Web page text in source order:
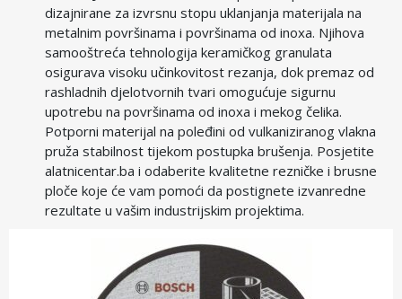
dizajnirane za izvrsnu stopu uklanjanja materijala na
metalnim površinama i površinama od inoxa. Njihova
samooštreća tehnologija keramičkog granulata
osigurava visoku učinkovitost rezanja, dok premaz od
rashladnih djelotvornih tvari omogućuje sigurnu
upotrebu na površinama od inoxa i mekog čelika.
Potporni materijal na poleđini od vulkaniziranog vlakna
pruža stabilnost tijekom postupka brušenja. Posjetite
alatnicentar.ba i odaberite kvalitetne rezničke i brusne
ploče koje će vam pomoći da postignete izvanredne
rezultate u vašim industrijskim projektima.